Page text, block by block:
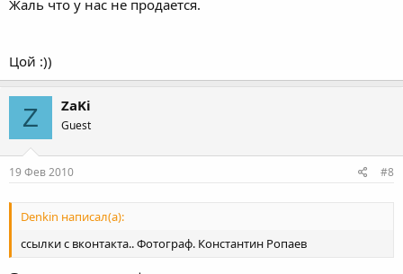
Жаль что у нас не продается.
Цой :))
Z ZaKi
Guest
19 Фев 2010 #8
Denkin написал(а):
ссылки с вконтакта.. Фотограф. Константин Ропаев